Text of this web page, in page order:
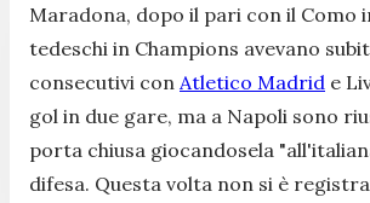
Maradona, dopo il pari con il Como
tedeschi in Champions avevano
consecutivi con Atletico Madrid e
gol in due gare, ma a Napoli sono
porta chiusa giocandosela
difesa. Questa volta non si è